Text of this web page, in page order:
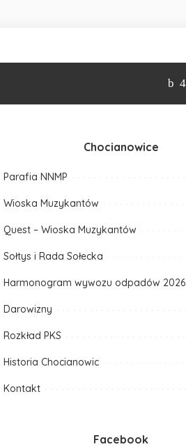
Chocianowice
Parafia NNMP
Wioska Muzykantów
Quest – Wioska Muzykantów
Sołtys i Rada Sołecka
Harmonogram wywozu odpadów 2026
Darowizny
Rozkład PKS
Historia Chocianowic
Kontakt
Facebook